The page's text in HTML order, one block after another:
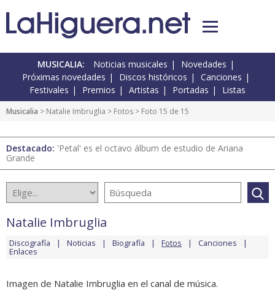
MUSICALIA: Noticias musicales
Novedades
Próximas novedades
Discos históricos
Canciones
Festivales
Premios Artistas Portadas Listas
Musicalia > Natalie Imbruglia > Fotos > Foto 15 de 15
Destacado: 'Petal' es el octavo álbum de estudio de Ariana
Grande
Natalie Imbruglia
Discografía Noticias Biografía Fotos Canciones
Enlaces
Imagen de Natalie Imbruglia en el canal de música.